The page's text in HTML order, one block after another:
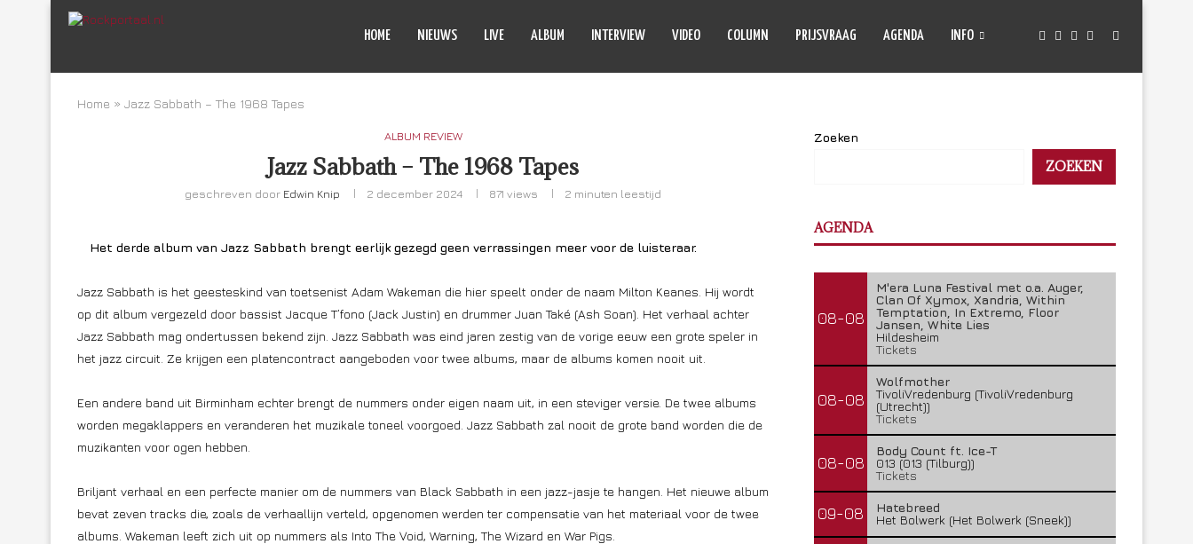
HOME NIEUWS LIVE ALBUM INTERVIEW VIDEO COLUMN PRIJSVRAAG AGENDA INFO
Home » Jazz Sabbath – The 1968 Tapes
ALBUM REVIEW
Jazz Sabbath – The 1968 Tapes
geschreven door Edwin Knip 2 december 2024 871 views 2 minuten leestijd
Het derde album van Jazz Sabbath brengt eerlijk gezegd geen verrassingen meer voor de luisteraar.
Jazz Sabbath is het geesteskind van toetsenist Adam Wakeman die hier speelt onder de naam Milton Keanes. Hij wordt
op dit album vergezeld door bassist Jacque T’fono (Jack Justin) en drummer Juan Také (Ash Soan). Het verhaal achter
Jazz Sabbath mag ondertussen bekend zijn. Jazz Sabbath was eind jaren zestig van de vorige eeuw een grote speler in
het jazz circuit. Ze krijgen een platencontract aangeboden voor twee albums, maar de albums komen nooit uit.
Een andere band uit Birminham echter brengt de nummers onder eigen naam uit, in een steviger versie. De twee albums
worden megaklappers en veranderen het muzikale toneel voorgoed. Jazz Sabbath zal nooit de grote band worden die de
muzikanten voor ogen hebben.
Briljant verhaal en een perfecte manier om de nummers van Black Sabbath in een jazz-jasje te hangen. Het nieuwe album
bevat zeven tracks die, zoals de verhaallijn verteld, opgenomen werden ter compensatie van het materiaal voor de twee
albums. Wakeman leeft zich uit op nummers als Into The Void, Warning, The Wizard en War Pigs.
Zoeken
ZOEKEN
AGENDA
08-08
M'era Luna Festival met o.a. Auger,
Clan Of Xymox, Xandria, Within
Temptation, In Extremo, Floor
Jansen, White Lies
Hildesheim
Tickets
08-08
Wolfmother
TivoliVredenburg (TivoliVredenburg
(Utrecht))
Tickets
08-08
Body Count ft. Ice-T
013 (013 (Tilburg))
Tickets
09-08
Hatebreed
Het Bolwerk (Het Bolwerk (Sneek))